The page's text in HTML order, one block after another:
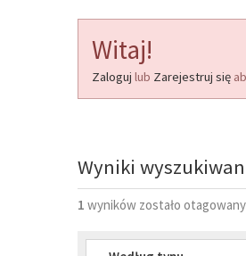
Witaj!
Zaloguj lub Zarejestruj się
Wyniki
1 wyników zostało